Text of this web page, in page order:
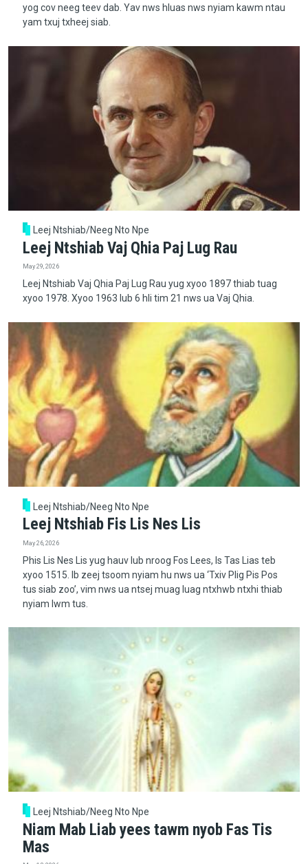
yog cov neeg teev dab. Yav nws hluas nws nyiam kawm ntau
yam txuj txheej siab.
Leej Ntshiab/Neeg Nto Npe
Leej Ntshiab Vaj Qhia Paj Lug Rau
May 29, 2026
Leej Ntshiab Vaj Qhia Paj Lug Rau yug xyoo 1897 thiab tuag
xyoo 1978. Xyoo 1963 lub 6 hli tim 21 nws ua Vaj Qhia.
Leej Ntshiab/Neeg Nto Npe
Leej Ntshiab Fis Lis Nes Lis
May 26, 2026
Phis Lis Nes Lis yug hauv lub nroog Fos Lees, Is Tas Lias teb
xyoo 1515. Ib zeej tsoom nyiam hu nws ua ‘Txiv Plig Pis Pos
tus siab zoo’, vim nws ua ntsej muag luag ntxhwb ntxhi thiab
nyiam lwm tus.
Leej Ntshiab/Neeg Nto Npe
Niam Mab Liab yees tawm nyob Fas Tis
Mas